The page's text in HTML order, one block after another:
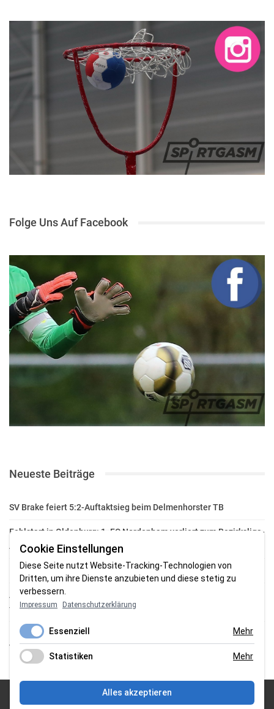
Folge Uns Auf Facebook
Neueste Beiträge
SV Brake feiert 5:2-Auftaktsieg beim Delmenhorster TB
Fehlstart in Oldenburg: 1. FC Nordenham verliert zum Bezirksliga-
Auftakt
Fußball in der Wesermarsch: Die Bilder vom Wochenende
Aufstieg geschafft: HSG-Unterweser-C-Jugend macht sich bereit
für die Oberliga
HSG Unterweser startet mit neuem Torwarttrainer in die
Vorbereitung
© 2026 Sportgasm . All Rights Reserved.
Cookie Einstellungen
Diese Seite nutzt Website-Tracking-Technologien von
Dritten, um ihre Dienste anzubieten und diese stetig zu
verbessern.
Impressum Datenschutzerklärung
Essenziell Mehr
Statistiken Mehr
Alles akzeptieren